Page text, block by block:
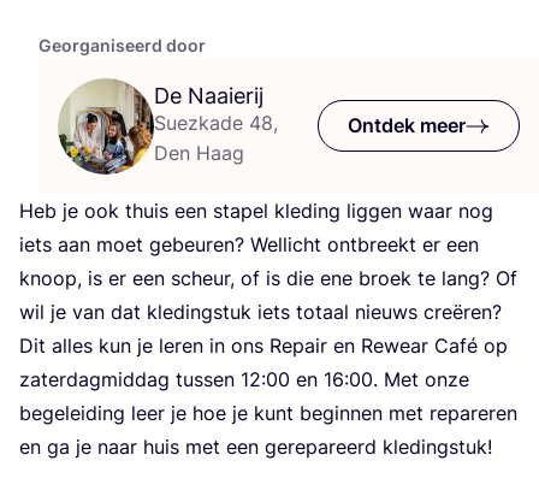
Georganiseerd door
De Naaierij
Suezkade 48,
Den Haag
Ontdek meer
Heb je ook thuis een sta­pel kle­ding lig­gen waar nog
iets aan moet gebeu­ren? Wel­licht ont­breekt er een
knoop, is er een scheur, of is die ene broek te lang? Of
wil je van dat kle­ding­stuk iets totaal nieuws cre­ë­ren?
Dit alles kun je leren in ons Repair en Rewear Café op
zater­dag­mid­dag tus­sen 12:00 en 16:00. Met onze
bege­lei­ding leer je hoe je kunt begin­nen met repa­re­ren
en ga je naar huis met een gere­pa­reerd kledingstuk!